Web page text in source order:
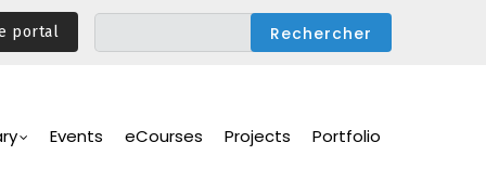
portal
Events eCourses Projects Portfolio